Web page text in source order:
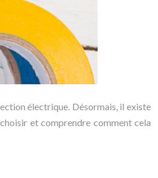
électrique. Désormais, il existe
et comprendre comment cela